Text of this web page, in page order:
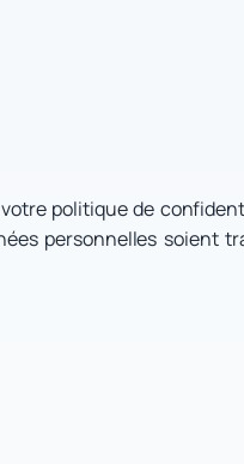
politique de
personnelles soient